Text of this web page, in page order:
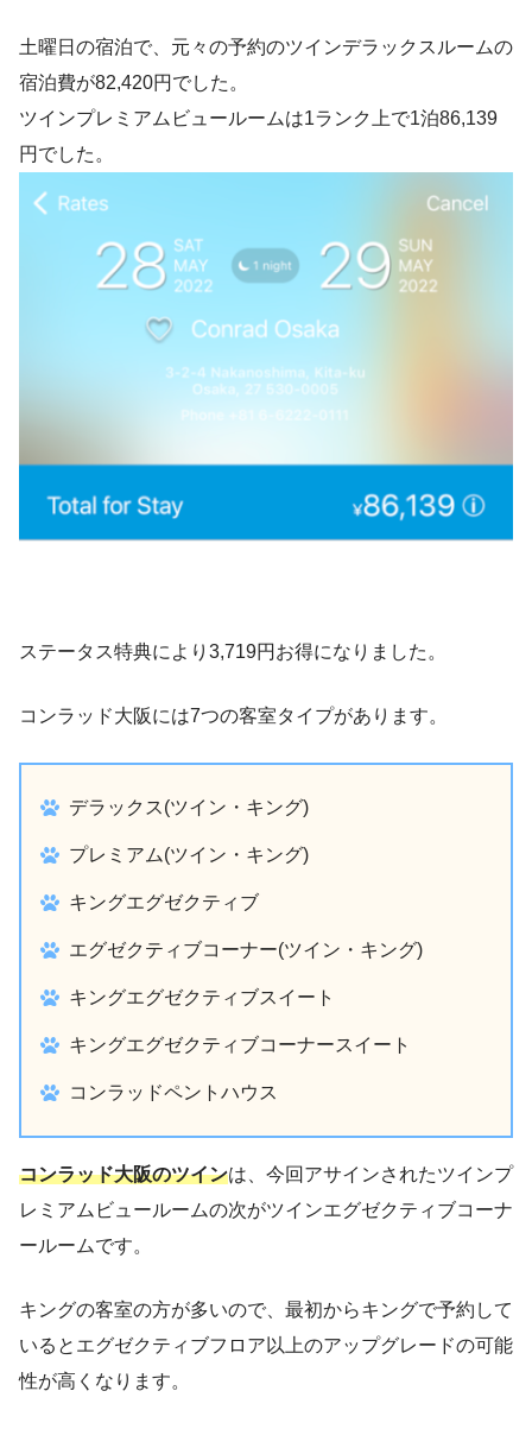
土曜日の宿泊で、元々の予約のツインデラックスルームの
宿泊費が82,420円でした。
ツインプレミアムビュールームは1ランク上で1泊86,139
円でした。
ステータス特典により3,719円お得になりました。
コンラッド大阪には7つの客室タイプがあります。
デラックス(ツイン・キング)
プレミアム(ツイン・キング)
キングエグゼクティブ
エグゼクティブコーナー(ツイン・キング)
キングエグゼクティブスイート
キングエグゼクティブコーナースイート
コンラッドペントハウス
コンラッド大阪のツインは、今回アサインされたツインプ
レミアムビュールームの次がツインエグゼクティブコーナ
ールームです。
キングの客室の方が多いので、最初からキングで予約して
いるとエグゼクティブフロア以上のアップグレードの可能
性が高くなります。